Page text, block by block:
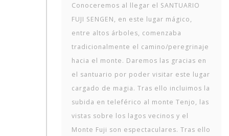
Conoceremos al llegar el SANTUARIO
FUJI SENGEN, en este lugar mágico,
entre altos árboles, comenzaba
tradicionalmente el camino/peregrinaje
hacia el monte. Daremos las gracias en
el santuario por poder visitar este lugar
cargado de magia. Tras ello incluimos la
subida en teleférico al monte Tenjo, las
vistas sobre los lagos vecinos y el
Monte Fuji son espectaculares. Tras ello